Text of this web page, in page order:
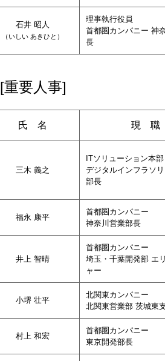
石井 昭人
（いしい あきひと ）
理事執行役員
首都圏カンパニー 神
長
[重要人事]
氏 名 現 職
三木 義之
ITソリューション本部
デジタルインフラソ
部長
福永 康平
首都圏カンパニー
神奈川営業部長
井上 智晴
首都圏カンパニー
埼玉・千葉開発部 エ
ャー
小堺 壮平
北関東カンパニー
北関東営業部 茨城東
村上 和宏
首都圏カンパニー
東京開発部長